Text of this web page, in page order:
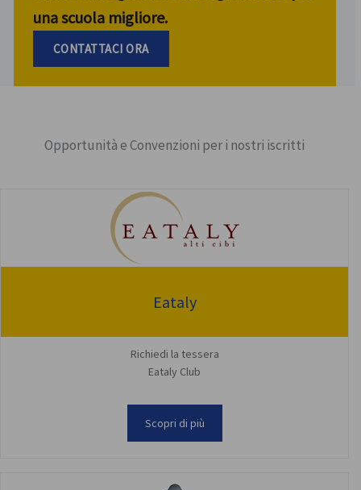
una scuola migliore.
CONTATTACI ORA
Opportunità e Convenzioni per i nostri iscritti
Eataly
Richiedi la tessera
Eataly Club
Scopri di più